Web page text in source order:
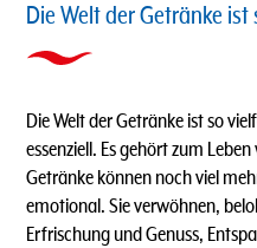
Die Welt der Getränke
Die Welt der Getränke ist so
essenziell. Es gehört zum
Getränke können noch viel
emotional. Sie verwöhnen,
Erfrischung und Genuss,